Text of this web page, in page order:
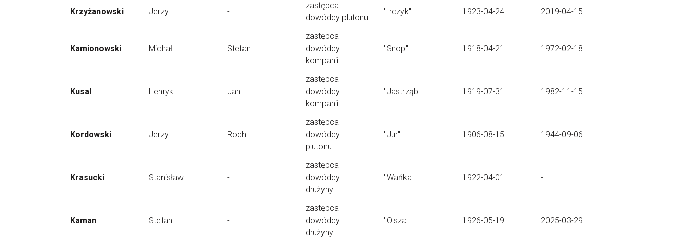
Krzyżanowski Jerzy -
zastępca
dowódcy plutonu
"Irczyk" 1923-04-24 2019-04-15
Kamionowski Michał Stefan
zastępca
dowódcy
kompanii
"Snop" 1918-04-21 1972-02-18
Kusal Henryk Jan
zastępca
dowódcy
kompanii
"Jastrząb" 1919-07-31 1982-11-15
Kordowski Jerzy Roch
zastępca
dowódcy II
plutonu
"Jur" 1906-08-15 1944-09-06
Krasucki Stanisław -
zastępca
dowódcy
drużyny
"Wańka" 1922-04-01 -
Kaman Stefan -
zastępca
dowódcy
drużyny
"Olsza" 1926-05-19 2025-03-29